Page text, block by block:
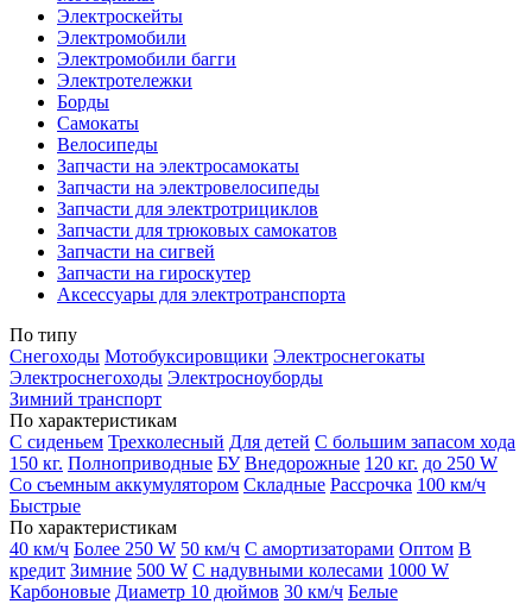
Электроскейты
Электромобили
Электромобили багги
Электротележки
Борды
Самокаты
Велосипеды
Запчасти на электросамокаты
Запчасти на электровелосипеды
Запчасти для электротрициклов
Запчасти для трюковых самокатов
Запчасти на сигвей
Запчасти на гироскутер
Аксессуары для электротранспорта
По типу
Снегоходы Мотобуксировщики Электроснегокаты
Электроснегоходы Электросноуборды
Зимний транспорт
По характеристикам
С сиденьем Трехколесный Для детей С большим запасом хода
150 кг. Полноприводные БУ Внедорожные 120 кг. до 250 W
Со съемным аккумулятором Складные Рассрочка 100 км/ч
Быстрые
По характеристикам
40 км/ч Более 250 W 50 км/ч С амортизаторами Оптом В
кредит Зимние 500 W С надувными колесами 1000 W
Карбоновые Диаметр 10 дюймов 30 км/ч Белые